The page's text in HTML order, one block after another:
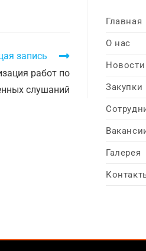
запись
работ по
слушаний
Главная
О нас
Новости
Закупки
Галерея